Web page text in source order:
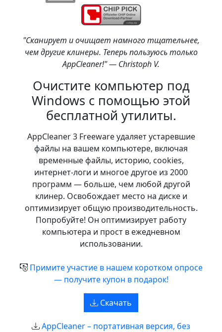
"Сканирует и очищает намного тщательнее,
чем другие клинеры. Теперь пользуюсь только
AppCleaner!" — Christoph V.
Очистите компьютер под
Windows с помощью этой
бесплатной утилиты.
AppCleaner 3 Freeware удаляет устаревшие
файлы на вашем компьютере, включая
временные файлы, историю, cookies,
интернет‑логи и многое другое из 2000
программ — больше, чем любой другой
клинер. Освобождает место на диске и
оптимизирует общую производительность.
Попробуйте! Он оптимизирует работу
компьютера и прост в ежедневном
использовании.
Примите участие в нашем коротком опросе
— получите купон в подарок!
Скачать
AppCleaner – портативная версия, без